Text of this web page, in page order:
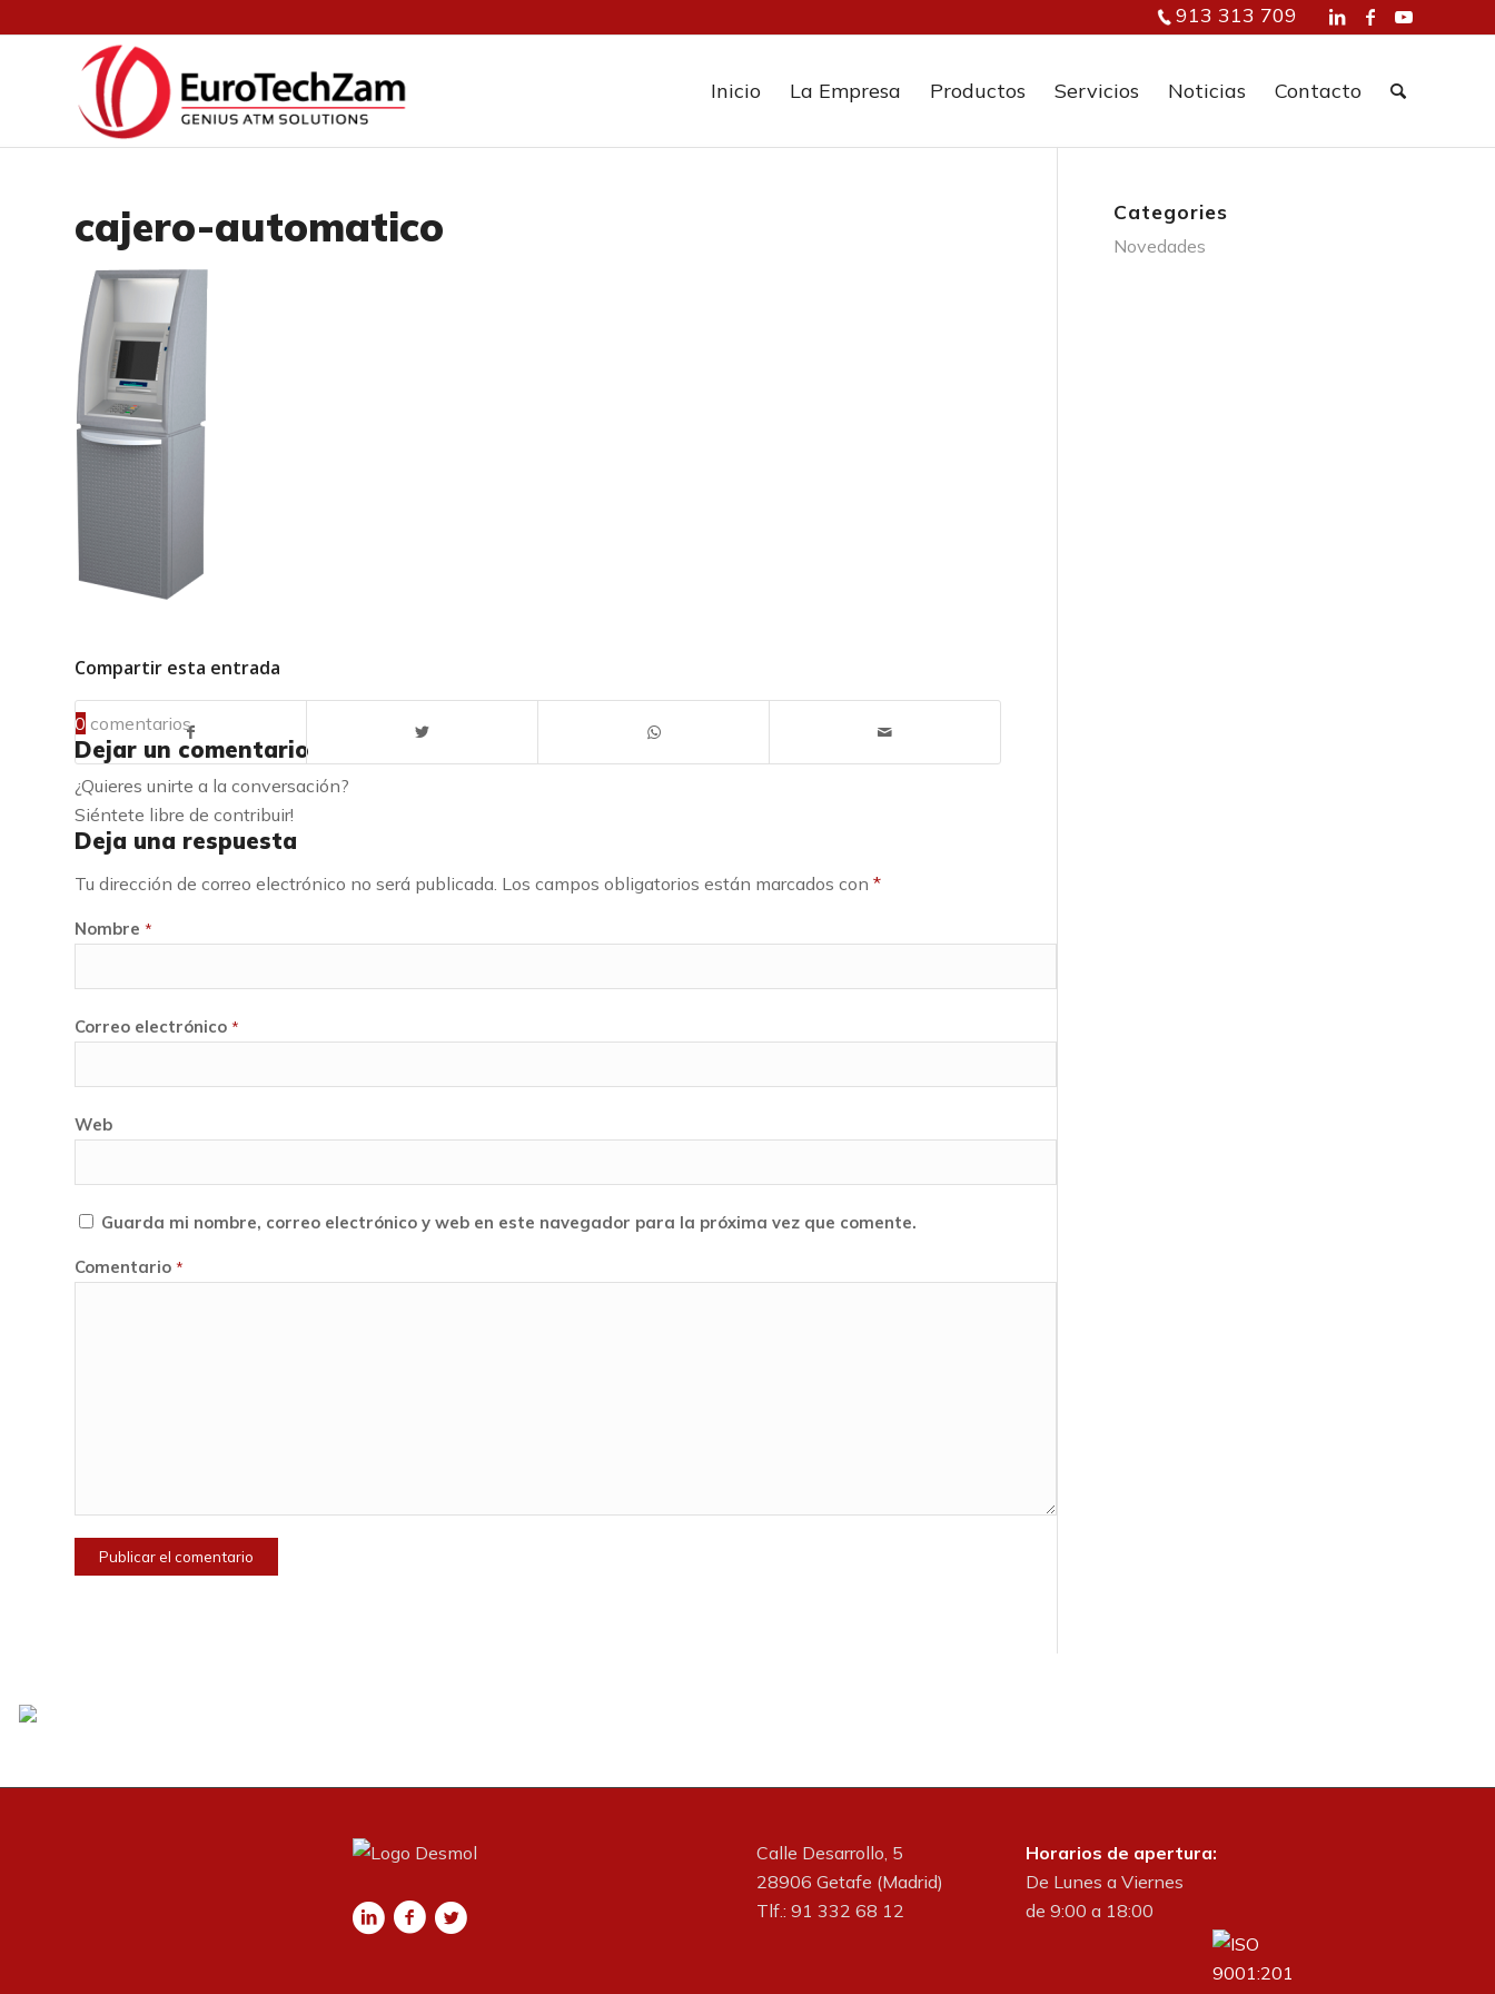
913 313 709
Inicio La Empresa Productos Servicios Noticias Contacto
cajero-automatico
Compartir esta entrada
0 comentarios
Dejar un comentario
¿Quieres unirte a la conversación?
Siéntete libre de contribuir!
Deja una respuesta
Tu dirección de correo electrónico no será publicada. Los campos obligatorios están marcados con *
Nombre *
Correo electrónico *
Web
Guarda mi nombre, correo electrónico y web en este navegador para la próxima vez que comente.
Comentario *
Categories
Novedades
Calle Desarrollo, 5
28906 Getafe (Madrid)
Tlf.: 91 332 68 12
Horarios de apertura:
De Lunes a Viernes
de 9:00 a 18:00